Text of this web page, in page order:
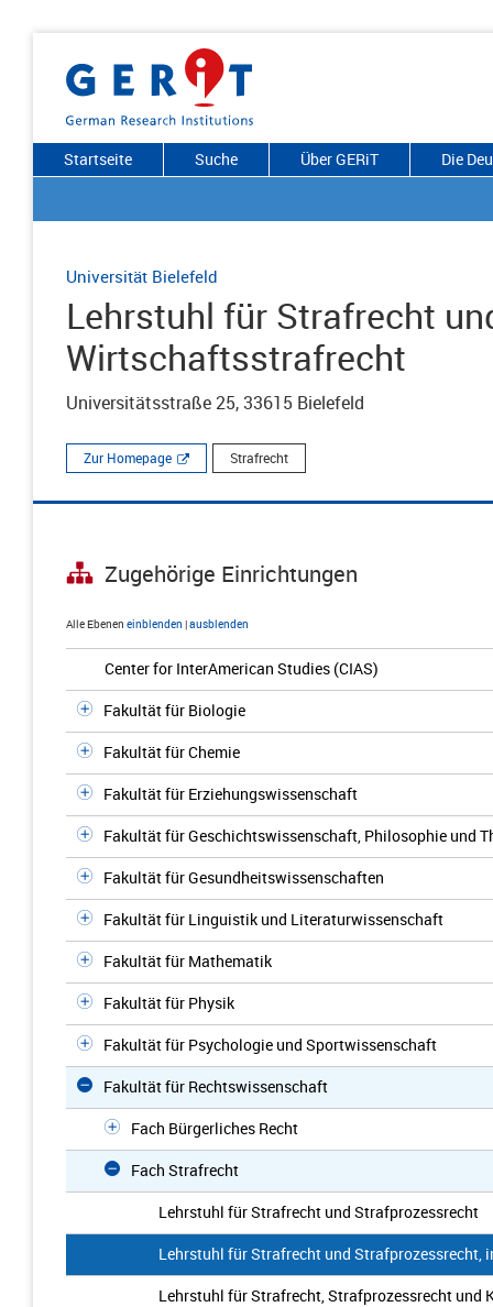
Startseite Suche Über GERiT Die
Universität Bielefeld
Lehrstuhl für Strafrecht
Wirtschaftsstrafrecht
Universitätsstraße 25, 33615 Bielefeld
Zur Homepage Strafrecht
Zugehörige Einrichtungen
Alle Ebenen einblenden |ausblenden
Center for InterAmerican Studies (CIAS)
Fakultät für Biologie
Fakultät für Chemie
Fakultät für Erziehungswissenschaft
Fakultät für Geschichtswissenschaft, Philosophie und
Fakultät für Gesundheitswissenschaften
Fakultät für Linguistik und Literaturwissenschaft
Fakultät für Mathematik
Fakultät für Physik
Fakultät für Psychologie und Sportwissenschaft
Fakultät für Rechtswissenschaft
Fach Bürgerliches Recht
Fach Strafrecht
Lehrstuhl für Strafrecht und Strafprozessrecht
Lehrstuhl für Strafrecht und Strafprozessrecht,
Lehrstuhl für Strafrecht, Strafprozessrecht und